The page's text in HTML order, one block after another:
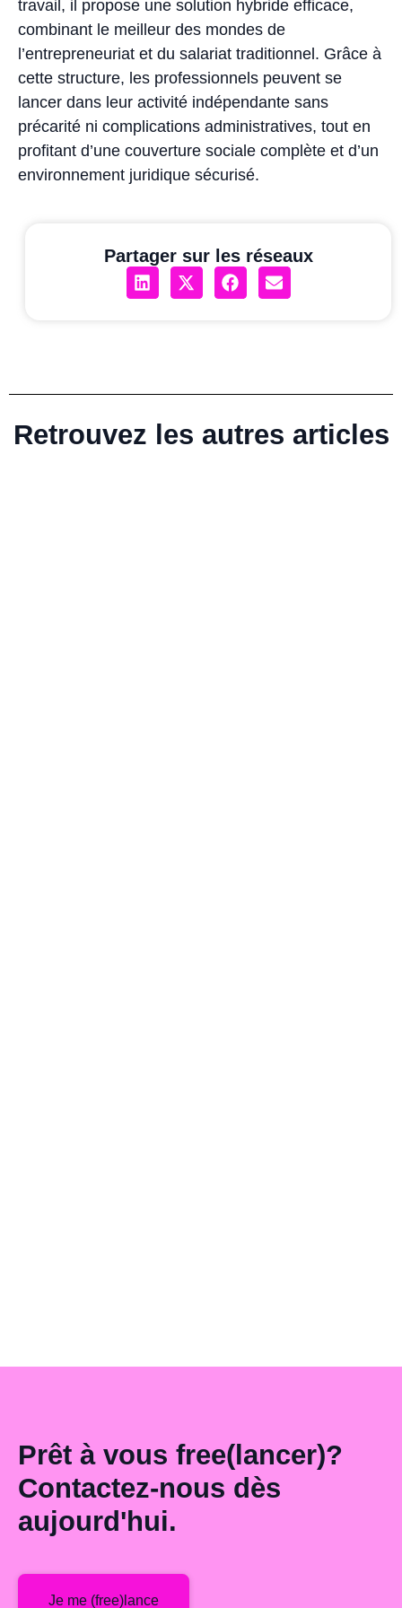
travail, il propose une solution hybride efficace,
combinant le meilleur des mondes de
l’entrepreneuriat et du salariat traditionnel. Grâce à
cette structure, les professionnels peuvent se
lancer dans leur activité indépendante sans
précarité ni complications administratives, tout en
profitant d’une couverture sociale complète et d’un
environnement juridique sécurisé.
Partager sur les réseaux
Retrouvez les autres articles
Prêt à vous free(lancer)?
Contactez-nous dès
aujourd'hui.
Je me (free)lance